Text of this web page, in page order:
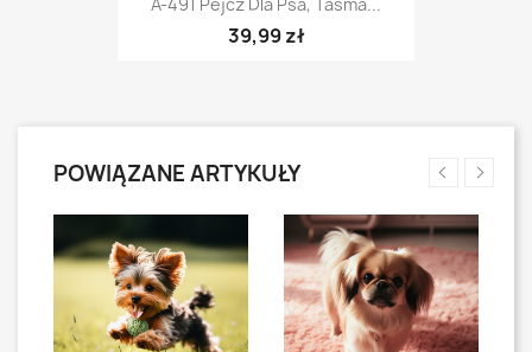
39,99 zł
POWIĄZANE ARTYKUŁY